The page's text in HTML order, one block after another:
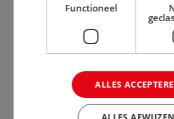
's-Hertogenbosch
informatiebehoefte van
afdelingen specificeren. Aan de
Functioneel
ALLES